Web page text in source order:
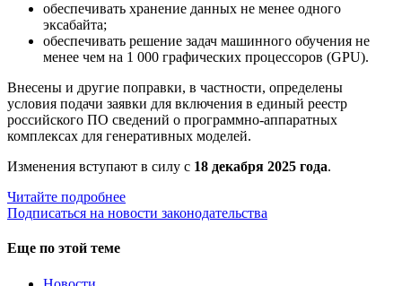
обеспечивать хранение данных не менее одного
эксабайта;
обеспечивать решение задач машинного обучения не
менее чем на 1 000 графических процессоров (GPU).
Внесены и другие поправки, в частности, определены
условия подачи заявки для включения в единый реестр
российского ПО сведений о программно-аппаратных
комплексах для генеративных моделей.
Изменения вступают в силу с 18 декабря 2025 года.
Читайте подробнее
Подписаться на новости законодательства
Еще по этой теме